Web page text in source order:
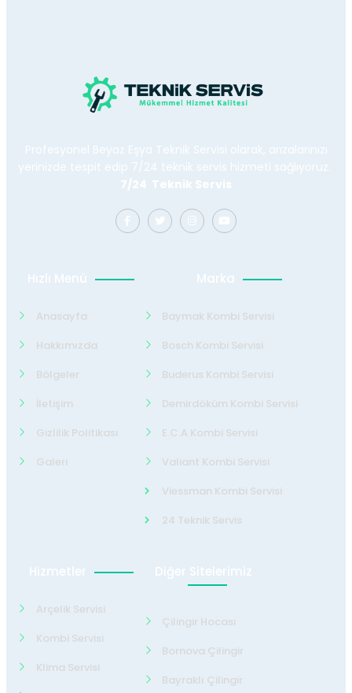
Profesyonel Beyaz Eşya Teknik Servisi olarak, arızalarınızı
yerinizde tespit edip 7/24 teknik servis hizmeti sağlıyoruz.
7/24 Teknik Servis
Hızlı Menü
Anasayfa
Hakkımızda
Bölgeler
İletişim
Gizlilik Politikası
Galeri
Marka
Baymak Kombi Servisi
Bosch Kombi Servisi
Buderus Kombi Servisi
Demirdöküm Kombi Servisi
E.C.A Kombi Servisi
Valiant Kombi Servisi
Viessman Kombi Servisi
24 Teknik Servis
Hizmetler
Arçelik Servisi
Kombi Servisi
Klima Servisi
Diğer Sitelerimiz
Çilingir Hocası
Bornova Çilingir
Bayraklı Çilingir